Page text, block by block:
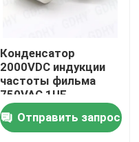
Конденсатор
2000VDC индукции
частоты фильма
750VAC 1UF
резонирующий
Отправить запрос